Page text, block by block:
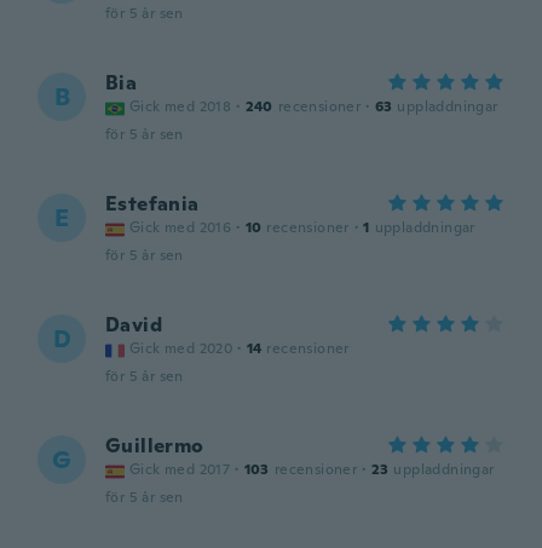
för 5 år sen
B Bia
Gick med 2018 · 240 recensioner · 63 uppladdningar
för 5 år sen
E Estefania
Gick med 2016 · 10 recensioner · 1 uppladdningar
för 5 år sen
D David
Gick med 2020 · 14 recensioner
för 5 år sen
G Guillermo
Gick med 2017 · 103 recensioner · 23 uppladdningar
för 5 år sen